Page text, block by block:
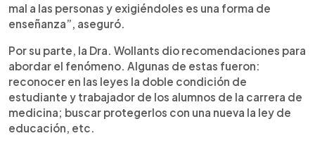
mal a las personas y exigiéndoles es una forma de
enseñanza”, aseguró.
Por su parte, la Dra. Wollants dio recomendaciones para
abordar el fenómeno. Algunas de estas fueron:
reconocer en las leyes la doble condición de
estudiante y trabajador de los alumnos de la carrera de
medicina; buscar protegerlos con una nueva la ley de
educación, etc.